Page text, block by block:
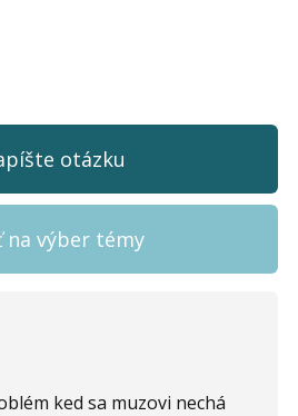
otázku
na výber témy
ked sa muzovi nechá